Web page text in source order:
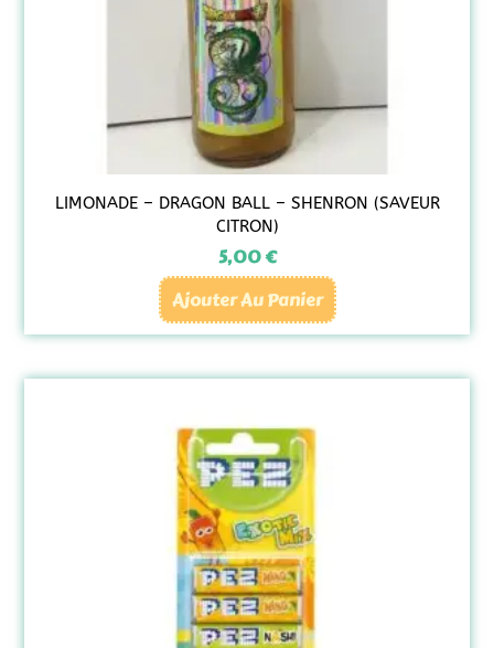
LIMONADE – DRAGON BALL – SHENRON (SAVEUR
CITRON)
5,00€
Ajouter Au Panier